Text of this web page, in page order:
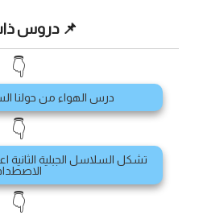
📌 دروس
👇
درس الهواء من حولنا
👇
تشكل السلاسل الجبلية
👇